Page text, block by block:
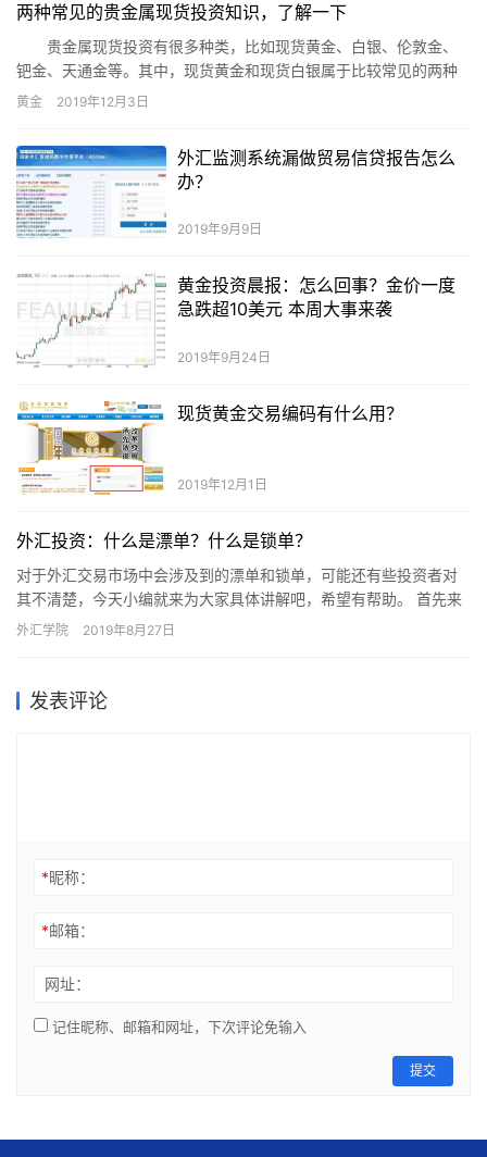
两种常见的贵金属现货投资知识，了解一下
贵金属现货投资有很多种类，比如现货黄金、白银、伦敦金、
钯金、天通金等。其中，现货黄金和现货白银属于比较常见的两种
种投资种类，他们都有哪些特点呢，一起来看一下。
黄金 2019年12月3日
外汇监测系统漏做贸易信贷报告怎么
办？
2019年9月9日
黄金投资晨报：怎么回事？金价一度
急跌超10美元 本周大事来袭
2019年9月24日
现货黄金交易编码有什么用？
2019年12月1日
外汇投资：什么是漂单？什么是锁单？
对于外汇交易市场中会涉及到的漂单和锁单，可能还有些投资者对
其不清楚，今天小编就来为大家具体讲解吧，希望有帮助。 首先来
看看漂单和锁单的概念： 1、漂单：单子处于亏损状态，不及时止
外汇学院 2019年8月27日
发表评论
*昵称：
*邮箱：
网址：
记住昵称、邮箱和网址，下次评论免输入
提交